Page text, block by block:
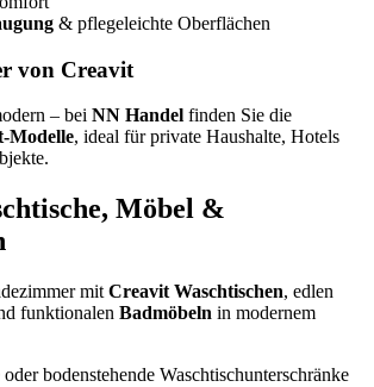
& pflegeleichte Oberflächen
von Creavit
– bei NN Handel finden Sie die
Modelle, ideal für private Haushalte, Hotels
Möbel &
mit Creavit Waschtischen, edlen
funktionalen Badmöbeln in modernem
bodenstehende Waschtischunterschränke